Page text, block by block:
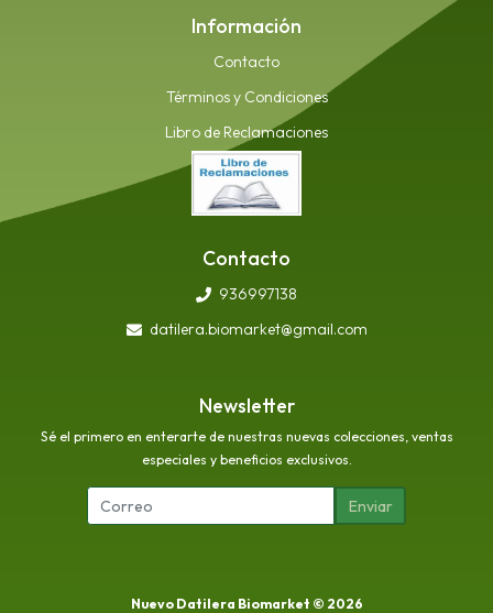
Información
Contacto
Términos y Condiciones
Libro de Reclamaciones
Contacto
936997138
datilera.biomarket@gmail.com
Newsletter
Sé el primero en enterarte de nuestras nuevas colecciones, ventas
especiales y beneficios exclusivos.
Enviar
Nuevo Datilera Biomarket © 2026